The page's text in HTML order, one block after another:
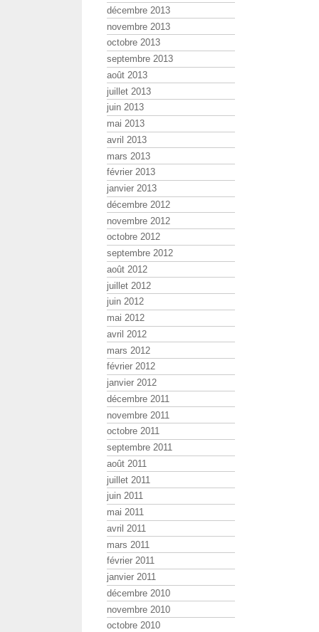
décembre 2013
novembre 2013
octobre 2013
septembre 2013
août 2013
juillet 2013
juin 2013
mai 2013
avril 2013
mars 2013
février 2013
janvier 2013
décembre 2012
novembre 2012
octobre 2012
septembre 2012
août 2012
juillet 2012
juin 2012
mai 2012
avril 2012
mars 2012
février 2012
janvier 2012
décembre 2011
novembre 2011
octobre 2011
septembre 2011
août 2011
juillet 2011
juin 2011
mai 2011
avril 2011
mars 2011
février 2011
janvier 2011
décembre 2010
novembre 2010
octobre 2010